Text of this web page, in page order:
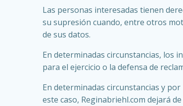
Las personas interesadas tienen
su supresión cuando, entre otros
de sus datos.
En determinadas circunstancias, los
para el ejercicio o la defensa de
En determinadas circunstancias y
este caso, Reginabriehl.com dejará